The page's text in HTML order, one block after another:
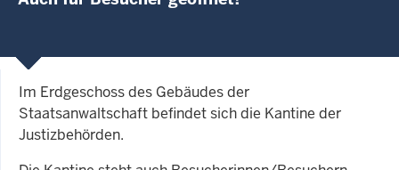
Im Erdgeschoss des Gebäudes der
Staatsanwaltschaft befindet sich die Kantine der
Justizbehörden.